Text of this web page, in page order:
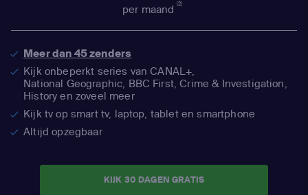
per maand(2)
Meer dan 45 zenders
Kijk onbeperkt series van CANAL+,
National Geographic, BBC First, Crime & Investigation,
History en zoveel meer
Kijk tv op smart tv, laptop, tablet en smartphone
Altijd opzegbaar
KIJK 30 DAGEN GRATIS